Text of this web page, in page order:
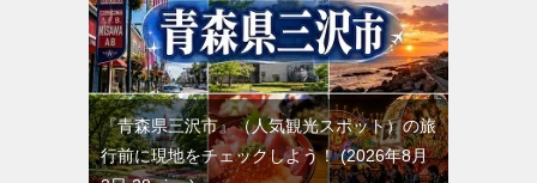
『青森県三沢市』（人気観光スポット）の旅
行前に現地をチェックしよう！ 2026年8月